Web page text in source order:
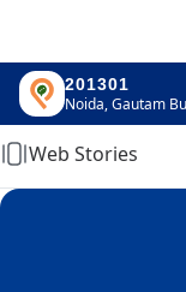
201301
Home
Web Stories